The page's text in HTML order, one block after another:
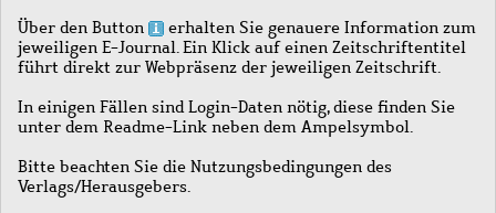
Über den Button
erhalten Sie genauere Information zum
jeweiligen E-Journal. Ein Klick auf einen Zeitschriftentitel
führt direkt zur Webpräsenz der jeweiligen Zeitschrift.
In einigen Fällen sind Login-Daten nötig, diese finden Sie
unter dem Readme-Link neben dem Ampelsymbol.
Bitte beachten Sie die Nutzungsbedingungen des
Verlags/Herausgebers.